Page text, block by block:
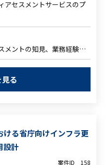
アセスメントサービスのプ
アセスメントサービスの提
報告書作成）
アセスメントサービスの建
後のセキュリティ対策導入
メントの知見、業務経験
ル
る
る省庁向けインフラ更
設計
案件ID 158